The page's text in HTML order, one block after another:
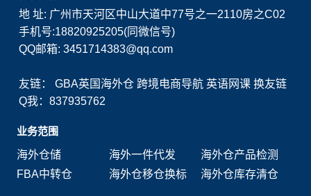
地 址: 广州市天河区中山大道中77号之一2110房之C02
手机号:18820925205(同微信号)
QQ邮箱: 3451714383@qq.com
友链：GBA英国海外仓 跨境电商导航 英语网课 换友链
Q我：837935762
业务范围
海外仓储
海外一件代发
海外仓产品检测
FBA中转仓
海外仓移仓换标 海外仓库存清仓